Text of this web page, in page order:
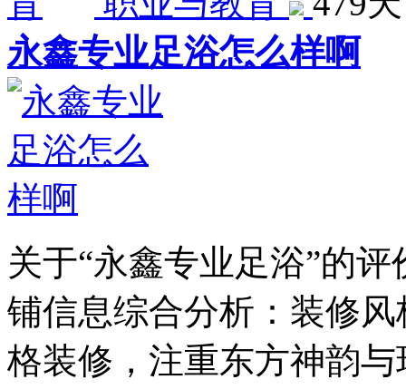
永鑫专业足浴怎么样啊
关于“永鑫专业足浴”的
铺信息综合分析：装修
格装修，注重东方神韵